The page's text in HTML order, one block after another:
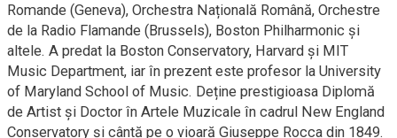
Romande (Geneva), Orchestra Națională Română, Orchestre
de la Radio Flamande (Brussels), Boston Philharmonic și
altele. A predat la Boston Conservatory, Harvard și MIT
Music Department, iar în prezent este profesor la University
of Maryland School of Music. Deține prestigioasa Diplomă
de Artist și Doctor în Artele Muzicale în cadrul New England
Conservatory și cântă pe o vioară Giuseppe Rocca din 1849.